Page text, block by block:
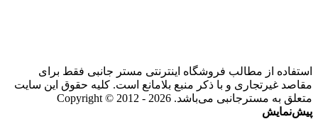
استفاده از مطالب فروشگاه اینترنتی مستر جانبی فقط برای
مقاصد غیرتجاری و با ذکر منبع بلامانع است. کلیه حقوق این سایت
متعلق به مسترجانبی می‌باشد. Copyright © 2012 - 2026
پیش‌نمایش